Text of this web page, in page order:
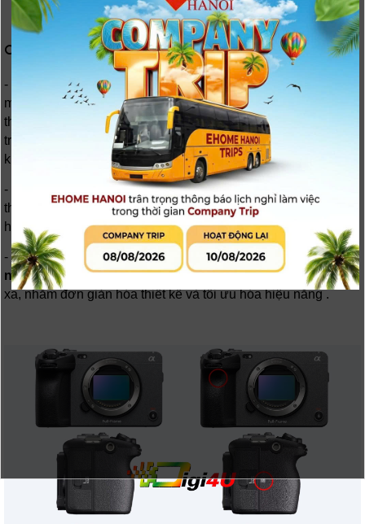
nhưng thực tế cho nhà làm phim
🔍 Những điểm mới đáng chú ý
- Màn hình LCD độ phân giải cao hơn: FX3A được trang bị
màn hình LCD mới với độ phân giải2,36 triệu điểm ảnh
thay thế cho màn hình 1,44 triệu điểm ảnh trên phiên bản
trước. Cải tiến này mang lại trải nghiệm quan sát rõ nét hơn
khi quay và điều chỉnh menu
- Cổng kết nối USB-Chiện đại: Máy sử dụng cổng USB-C
thay cho cổng USB 3.2 Gen 1 trước đây, phù hợp với xu
hướng chuẩn hóa kết nối và sạc nhanh hiện nay .
- Loại bỏ một số tính năng ít sử dụng: Sony đã loại
bỏ tính
năng NFC và cảm biến hồng ngoạidùng cho điều khiển từ
xa, nhằm đơn giản hóa thiết kế và tối ưu hóa hiệu năng .